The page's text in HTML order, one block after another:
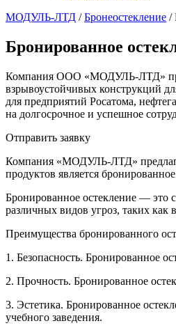
МОДУЛЬ-ЛТД /Бронеостекление /
Бронированное
Компания ООО «МОДУЛЬ-ЛТД»
взрывоустойчивых конструкций
для предприятий Росатома,
на долгосрочное и успешное
Отправить заявку
Компания «МОДУЛЬ-ЛТД»
продуктов является
Бронированное остекление — это
различных видов угроз, таких
Преимущества бронированного
1. Безопасность. Бронированное
2. Прочность. Бронированное
3. Эстетика. Бронированное
учебного заведения.